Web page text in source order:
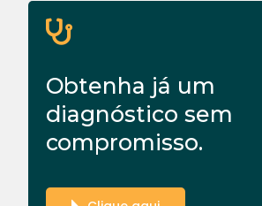
Obtenha já um
diagnóstico sem
compromisso.